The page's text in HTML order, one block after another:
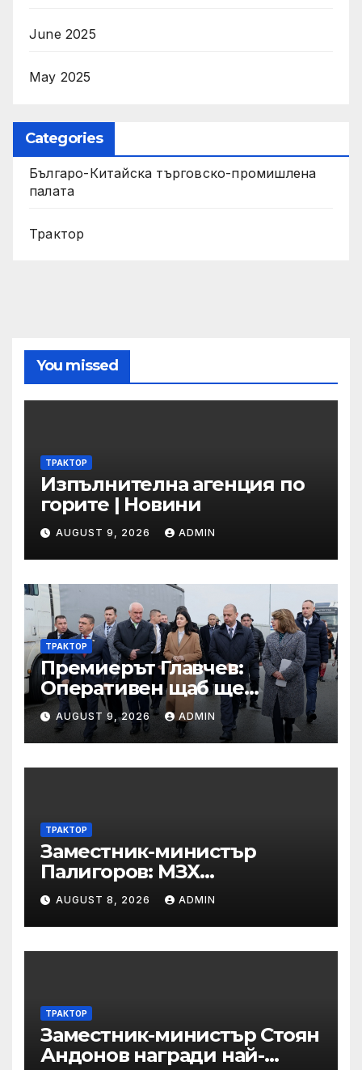
June 2025
May 2025
Categories
Българо-Китайска търговско-промишлена
палата
Трактор
You missed
ТРАКТОР
Изпълнителна агенция по
горите | Новини
AUGUST 9, 2026 ADMIN
ТРАКТОР
Премиерът Главчев:
Оперативен щаб ще
реорганизира структурите
по границата, за да сме
готови за Шенген
AUGUST 9, 2026 ADMIN
ТРАКТОР
Заместник-министър
Палигоров: МЗХ
предприема комплекс от
мерки за възстановяване
на горите от съхненето и на
полезащитните пояси в
AUGUST 8, 2026 ADMIN
ТРАКТОР
Заместник-министър Стоян
Андонов награди най-